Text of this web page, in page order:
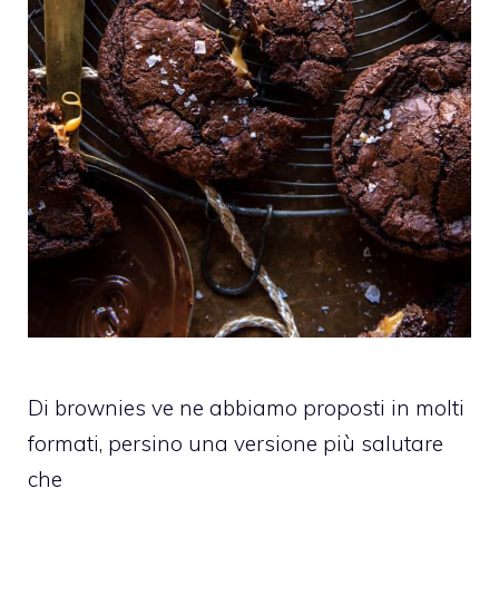
Di brownies ve ne abbiamo proposti in molti
formati, persino una versione più salutare
che